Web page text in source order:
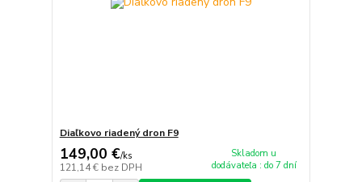
Diaľkovo riadený dron F9
149,00 €/ks
121,14 € bez DPH
Skladom u
dodávateľa : do 7 dní